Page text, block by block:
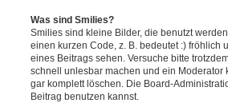
Was sind Smilies?
Smilies sind kleine Bilder, die benutzt
einen kurzen Code, z. B. bedeutet :) fröhlich
eines Beitrags sehen. Versuche bitte
schnell unlesbar machen und ein
gar komplett löschen. Die Board-
Beitrag benutzen kannst.